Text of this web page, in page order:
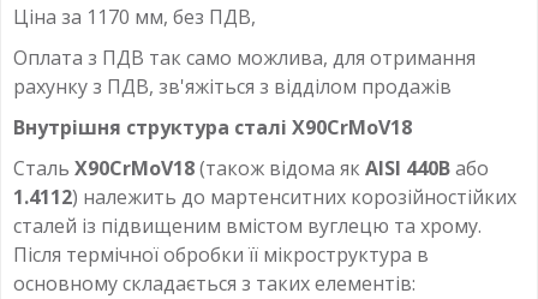
Ціна за 1170 мм, без ПДВ,
Оплата з ПДВ так само можлива, для отримання
рахунку з ПДВ, зв'яжіться з відділом продажів
Внутрішня структура сталі X90CrMoV18
Сталь X90CrMoV18(також відома як AISI 440Bабо
1.4112) належить до мартенситних корозійностійких
сталей із підвищеним вмістом вуглецю та хрому.
Після термічної обробки її мікроструктура в
основному складається з таких елементів: